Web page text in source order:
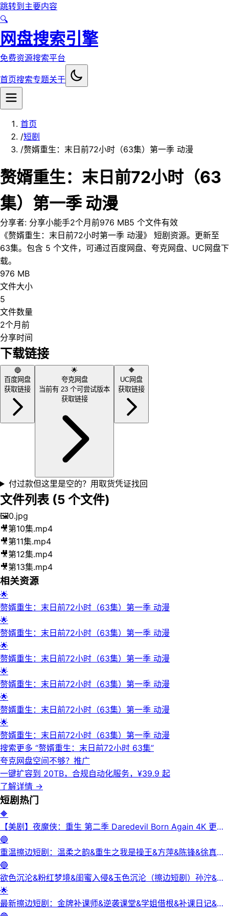
跳转到主要内容
🔍
网盘搜索引擎
免费资源搜索平台
首页搜索专题关于
首页
/短剧
/赘婿重生：末日前72小时（63集）第一季 动漫
赘婿重生：末日前72小时（63
集）第一季 动漫
分享者: 分享小能手2个月前976 MB5 个文件有效
《赘婿重生：末日前72小时第一季 动漫》 短剧资源。更新至
63集。包含 5 个文件，可通过百度网盘、夸克网盘、UC网盘下
载。
976 MB
文件大小
5
文件数量
2个月前
分享时间
下载链接
🔵
百度网盘
获取链接
🌟
夸克网盘
当前有 23 个可尝试版本
获取链接
🔶
UC网盘
获取链接
付过款但这里是空的？用取货凭证找回
文件列表 (5 个文件)
🖼️0.jpg
🎥第10集.mp4
🎥第11集.mp4
🎥第12集.mp4
🎥第13集.mp4
相关资源
🌟
赘婿重生：末日前72小时（63集）第一季 动漫
🌟
赘婿重生：末日前72小时（63集）第一季 动漫
🌟
赘婿重生：末日前72小时（63集）第一季 动漫
🌟
赘婿重生：末日前72小时（63集）第一季 动漫
🌟
赘婿重生：末日前72小时（63集）第一季 动漫
🌟
赘婿重生：末日前72小时（63集）第一季 动漫
搜索更多 “赘婿重生：末日前72小时 63集”
夸克网盘空间不够？ 推广
一键扩容到 20TB，合规自动化服务，¥39.9 起
了解详情 →
短剧 热门
🔶
【美剧】夜魔侠：重生 第二季 Daredevil Born Again 4K 更新
3集
🔵
重温擦边短剧：温柔之韵&重生之我是操王&方萍&陈锋&徐真真
&老刘又胖啦&刘倩宇
🔵
欲色沉沦&粉红梦境&闺蜜入侵&玉色沉沦（擦边短剧）孙泞&王
正洁
🌟
最新擦边短剧：金牌补课师&逆袭课堂&学姐借根&补课日记&身